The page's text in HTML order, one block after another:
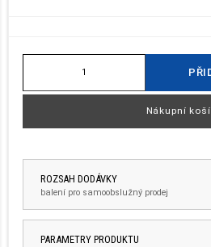
Nákupní
ROZSAH DODÁVKY
balení pro samoobslužný prodej
PARAMETRY PRODUKTU